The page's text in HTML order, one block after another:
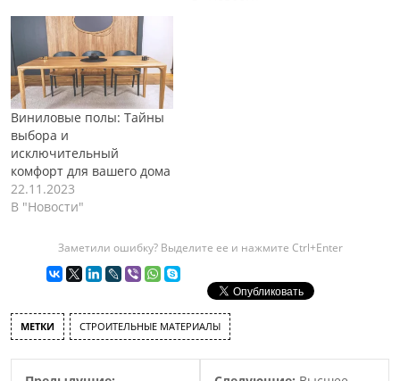
Виниловые полы: Тайны
выбора и
исключительный
комфорт для вашего дома
22.11.2023
В "Новости"
Заметили ошибку? Выделите ее и нажмите Ctrl+Enter
МЕТКИ СТРОИТЕЛЬНЫЕ МАТЕРИАЛЫ